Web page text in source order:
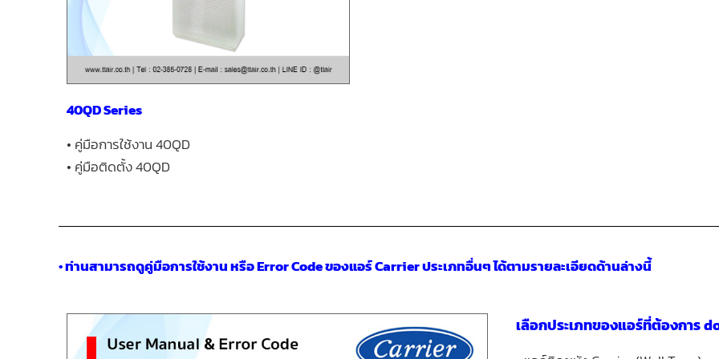
40QD Series
• คู่มือการใช้งาน 40QD
• คู่มือติดตั้ง 40QD
• ท่านสามารถดูคู่มือการใช้งาน หรือ Error Code ของแอร์ Carrier ประเภทอื่นๆ ได้ตามรายละเอียดด้านล่างนี้
เลือกประเภทของแอร์ที่ต้องการ